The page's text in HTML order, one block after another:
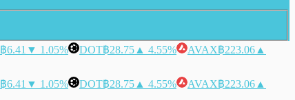
฿6.41 ▼ 1.05% DOT฿28.75 ▲ 4.55% AVAX฿223.06 ▲
฿6.41 ▼ 1.05% DOT฿28.75 ▲ 4.55% AVAX฿223.06 ▲